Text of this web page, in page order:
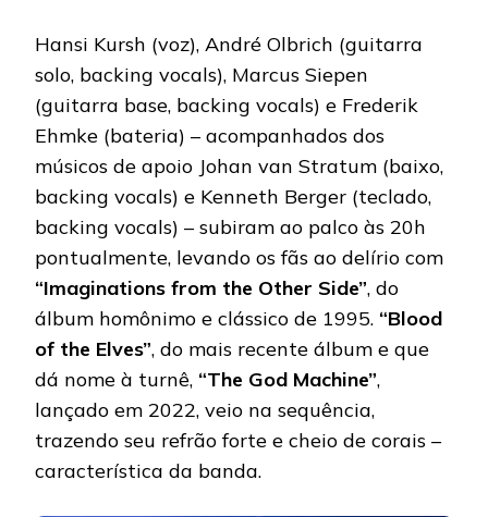
Hansi Kursh (voz), André Olbrich (guitarra
solo, backing vocals), Marcus Siepen
(guitarra base, backing vocals) e Frederik
Ehmke (bateria) – acompanhados dos
músicos de apoio Johan van Stratum (baixo,
backing vocals) e Kenneth Berger (teclado,
backing vocals) – subiram ao palco às 20h
pontualmente, levando os fãs ao delírio com
“Imaginations from the Other Side”, do
álbum homônimo e clássico de 1995. “Blood
of the Elves”, do mais recente álbum e que
dá nome à turnê, “The God Machine”,
lançado em 2022, veio na sequência,
trazendo seu refrão forte e cheio de corais –
característica da banda.